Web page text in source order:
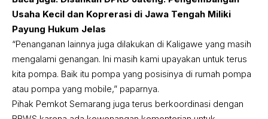
Usaha Kecil dan Koprerasi di Jawa Tengah Miliki
Payung Hukum Jelas
“Penanganan lainnya juga dilakukan di Kaligawe yang masih
mengalami genangan. Ini masih kami upayakan untuk terus
kita pompa. Baik itu pompa yang posisinya di rumah pompa
atau pompa yang mobile,” paparnya.
Pihak Pemkot Semarang juga terus berkoordinasi dengan